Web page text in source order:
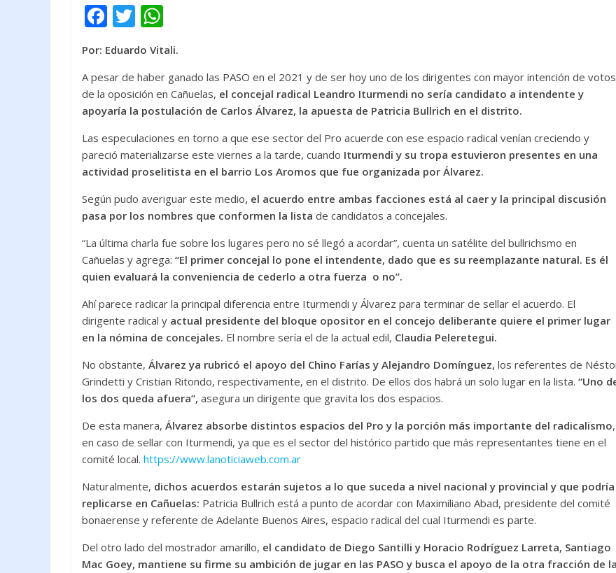
F
ac
e
b
o
k
T
w
itt
er
h
at
s
A
p
Por: Eduardo Vitali.
A pesar de haber ganado las PASO en el 2021 y de ser hoy uno de los dirigentes con mayor intención de votos
de la oposición en Cañuelas, el concejal radical Leandro Iturmendi no sería candidato a intendente y
apoyaría la postulación de Carlos Álvarez, la apuesta de Patricia Bullrich en el distrito.
Las especulaciones en torno a que ese sector del Pro acuerde con ese espacio radical venían creciendo y
pareció materializarse este viernes a la tarde, cuando Iturmendi y su tropa estuvieron presentes en una
actividad proselitista en el barrio Los Aromos que fue organizada por Álvarez.
Según pudo averiguar este medio, el acuerdo entre ambas facciones está al caer y la principal discusión
pasa por los nombres que conformen la lista de candidatos a concejales.
“La última charla fue sobre los lugares pero no sé llegó a acordar”, cuenta un satélite del bullrichsmo en
Cañuelas y agrega: “El primer concejal lo pone el intendente, dado que es su reemplazante natural. Es él
quien evaluará la conveniencia de cederlo a otra fuerza o no”.
Ahí parece radicar la principal diferencia entre Iturmendi y Álvarez para terminar de sellar el acuerdo. El
dirigente radical y actual presidente del bloque opositor en el concejo deliberante quiere el primer lugar
en la nómina de concejales. El nombre sería el de la actual edil, Claudia Peleretegui.
No obstante, Álvarez ya rubricó el apoyo del Chino Farías y Alejandro Domínguez, los referentes de
Grindetti y Cristian Ritondo, respectivamente, en el distrito. De ellos dos habrá un solo lugar en la lista. “Uno
los dos queda afuera”, asegura un dirigente que gravita los dos espacios.
De esta manera, Álvarez absorbe distintos espacios del Pro y la porción más importante del radicalismo,
en caso de sellar con Iturmendi, ya que es el sector del histórico partido que más representantes tiene en el
comité local. https://www.lanoticiaweb.com.ar
Naturalmente, dichos acuerdos estarán sujetos a lo que suceda a nivel nacional y provincial y que podría
replicarse en Cañuelas: Patricia Bullrich está a punto de acordar con Maximiliano Abad, presidente del comité
bonaerense y referente de Adelante Buenos Aires, espacio radical del cual Iturmendi es parte.
Del otro lado del mostrador amarillo, el candidato de Diego Santilli y Horacio Rodríguez Larreta, Santiago
Mac Goey, mantiene su firme su ambición de jugar en las PASO y busca el apoyo de la otra fracción de la